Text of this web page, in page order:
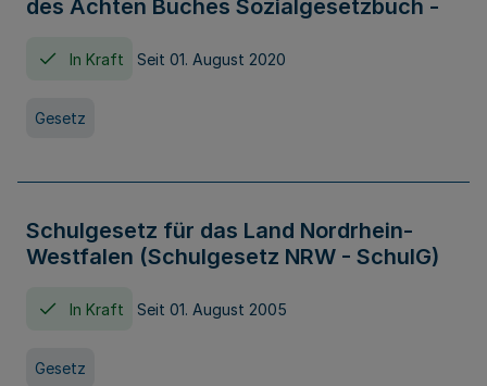
des Achten Buches Sozialgesetzbuch -
In Kraft Seit 01. August 2020
Gesetz
Schulgesetz für das Land Nordrhein-
Westfalen (Schulgesetz NRW - SchulG)
In Kraft Seit 01. August 2005
Gesetz